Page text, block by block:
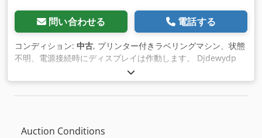
問い合わせる 電話する
コンディション: 中古, プリンター付きラベリングマシン、状態
不明、電源接続時にディスプレイは作動します。 Djdewydp
Auction Conditions